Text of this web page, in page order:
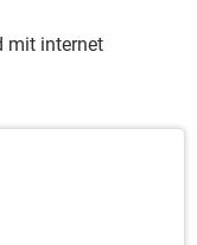
mit internet